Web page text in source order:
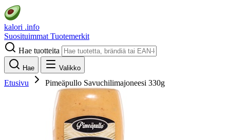
kalori .info
Suosituimmat Tuotemerkit
Hae tuotteita
Hae Valikko
Etusivu Pimeäpullo Savuchilimajoneesi 330g